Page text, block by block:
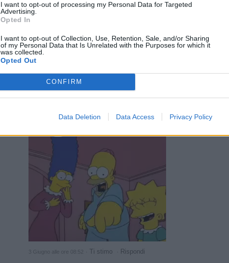
I want to opt-out of processing my Personal Data for Targeted
Advertising.
Opted In
I want to opt-out of Collection, Use, Retention, Sale, and/or Sharing
of my Personal Data that Is Unrelated with the Purposes for which it
was collected.
Opted Out
CONFIRM
Data Deletion Data Access Privacy Policy
Orsoinpiedi:Però una vacca pesa di più di un maiale😂
3 Giugno alle ore 08:48
Latino:Buongiorno ☕️
1
3 Giugno alle ore 08:49·Ti stimo·Rispondi
3 Giugno alle ore 08:52 Ti stimo Rispondi